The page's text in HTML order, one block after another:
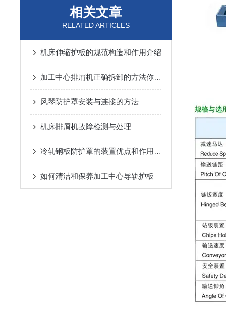
相关文章
RELATED ARTICLES
机床伸缩护板的规范构造和作用介绍
加工中心排屑机正确拆卸的方法你知道吗？
风琴防护罩安装与连接的方法
机床排屑机故障检测与处理
冷轧钢板防护罩的装置优点和作用说明
如何清洁和保养加工中心导轨护板